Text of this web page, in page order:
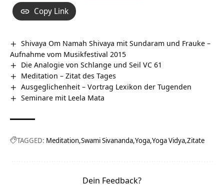
Copy Link
Shivaya Om Namah Shivaya mit Sundaram und Frauke –
Aufnahme vom Musikfestival 2015
Die Analogie von Schlange und Seil VC 61
Meditation – Zitat des Tages
Ausgeglichenheit – Vortrag Lexikon der Tugenden
Seminare mit Leela Mata
TAGGED: Meditation Swami Sivananda Yoga Yoga Vidya Zitate
Dein Feedback?